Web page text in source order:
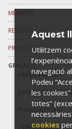
MEMBRES
RECERCA
PROJECTES
GRELALIC
PRESENTACIÓ
JORNADES I
PUBLICACIONS
CONGRESSOS
Aquest
Utilitzem
navegació
Podeu
les
totes”
cookies